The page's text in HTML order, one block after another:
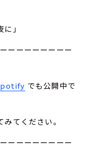
」
ーーーーーーーー
でも公開中で
てください。
ーーーーーーーー